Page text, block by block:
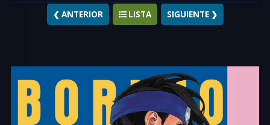
❮ ANTERIOR LISTA SIGUIENTE ❯